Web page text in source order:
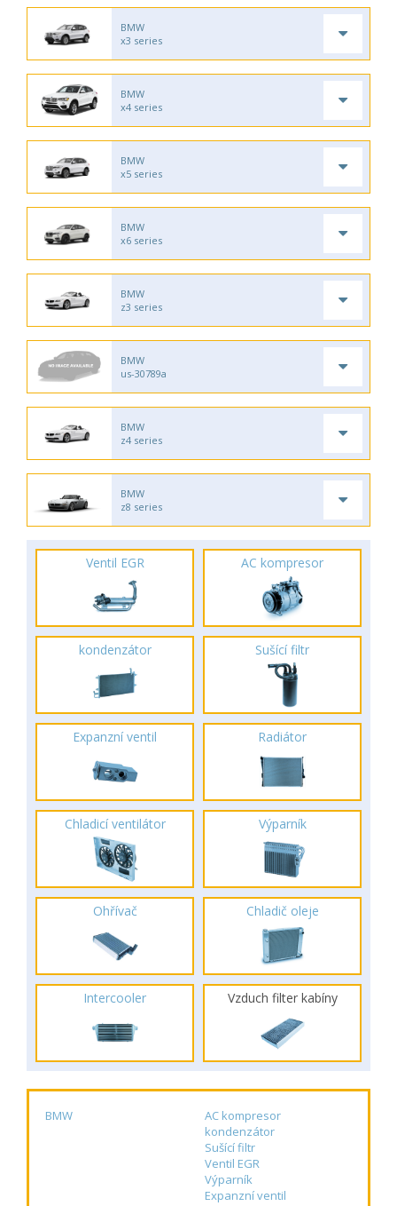
BMW
x3 series
BMW
x4 series
BMW
x5 series
BMW
x6 series
BMW
z3 series
BMW
us-30789a
BMW
z4 series
BMW
z8 series
Ventil EGR AC kompresor
kondenzátor Sušící filtr
Expanzní ventil Radiátor
Chladicí ventilátor Výparník
Ohřívač Chladič oleje
Intercooler Vzduch filter kabíny
BMW
AC kompresor
kondenzátor
Sušící filtr
Ventil EGR
Výparník
Expanzní ventil